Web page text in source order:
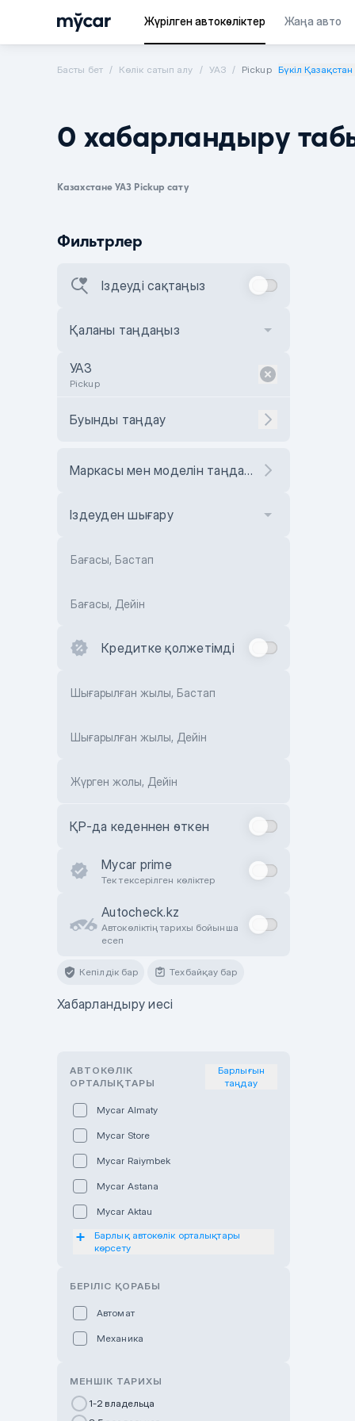
Жүрілген автокөліктер Жаңа авто
Басты бет Көлік сатып алу УАЗ Pickup Бүкіл Қазақстан
0 хабарландыру
Казахстане УАЗ Pickup сату
Фильтрлер
Іздеуді сақтаңыз
Қаланы таңдаңыз
УАЗ
Pickup
Буынды таңдау
Маркасы мен моделін таңдаңыз
Іздеуден шығару
Бағасы, Бастап
Бағасы, Дейін
Кредитке қолжетімді
Шығарылған жылы, Бастап
Шығарылған жылы, Дейін
Жүрген жолы, Дейін
ҚР-да кеденнен өткен
Mycar prime
Тек тексерілген көліктер
Autocheck.kz
Автокөліктің тарихы бойынша
есеп
Кепілдік бар Техбайқау бар
Хабарландыру иесі
АВТОКӨЛІК
ОРТАЛЫҚТАРЫ
Барлығын
таңдау
Mycar Almaty
Mycar Store
Mycar Raiymbek
Mycar Astana
Mycar Aktau
Mycar Uralsk
Haval & Tank Pavlodar
Bavaria Almaty
Mycar Shymkent
Барлық автокөлік орталықтары
көрсету
БЕРІЛІС ҚОРАБЫ
Автомат
Механика
МЕНШІК ТАРИХЫ
1-2 владельца